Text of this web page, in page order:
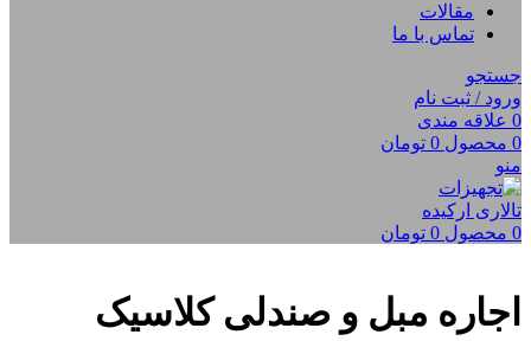
مقالات
تماس با ما
جستجو
ورود / ثبت نام
0 علاقه مندی
0 محصول 0 تومان
منو
0 محصول 0 تومان
اجاره مبل و صندلی کلاسیک